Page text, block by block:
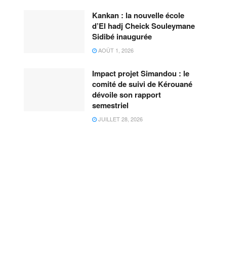
Kankan : la nouvelle école
d’El hadj Cheick Souleymane
Sidibé inaugurée
AOÛT 1, 2026
Impact projet Simandou : le
comité de suivi de Kérouané
dévoile son rapport
semestriel
JUILLET 28, 2026